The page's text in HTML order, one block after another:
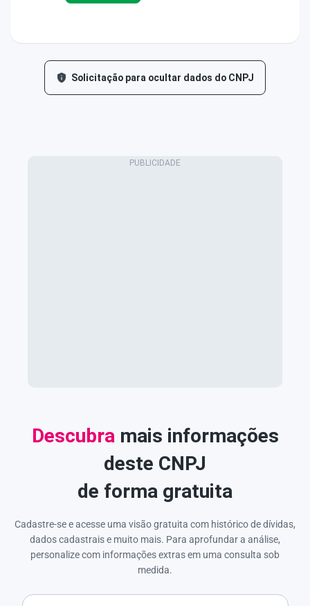
Solicitação para ocultar dados do CNPJ
Descubramais informações
deste CNPJ
de forma gratuita
Cadastre-se e acesse uma visão gratuita com histórico de dívidas,
dados cadastrais e muito mais. Para aprofundar a análise,
personalize com informações extras em uma consulta sob
medida.